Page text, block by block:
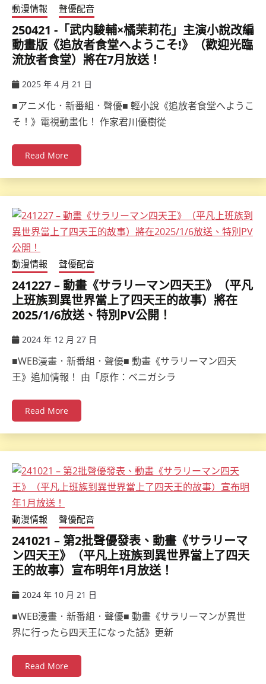
動漫情報 聲優配音
250421 -「武内駿輔×橘茉莉花」主演小說改編
動畫版《追放者食堂へようこそ!》（歡迎光臨
流放者食堂）將在7月放送！
2025 年 4 月 21 日
■アニメ化．新番組．聲優■ 輕小說《追放者食堂へようこ
そ！》電視動畫化！ 作家君川優樹從
Read More
動漫情報 聲優配音
241227 – 動畫《サラリーマン四天王》（平凡
上班族到異世界當上了四天王的故事）將在
2025/1/6放送、特別PV公開！
2024 年 12 月 27 日
■WEB漫畫．新番組．聲優■ 動畫《サラリーマン四天
王》追加情報！ 由「原作：ベニガシラ
Read More
動漫情報 聲優配音
241021 – 第2批聲優發表、動畫《サラリーマ
ン四天王》（平凡上班族到異世界當上了四天
王的故事）宣布明年1月放送！
2024 年 10 月 21 日
■WEB漫畫．新番組．聲優■ 動畫《サラリーマンが異世
界に行ったら四天王になった話》更新
Read More